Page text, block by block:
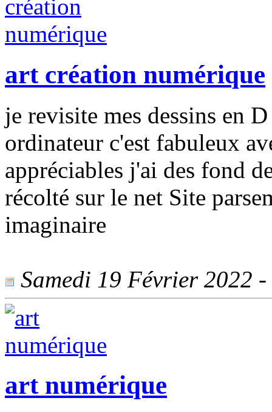
art création numérique
je revisite mes dessins en
ordinateur c'est fabuleux
appréciables j'ai des fond
récolté sur le net Site
imaginaire
Samedi 19 Février 2022
art numérique